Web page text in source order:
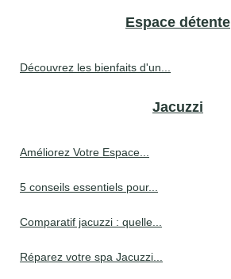
Espace détente
Découvrez les bienfaits d'un...
Jacuzzi
Améliorez Votre Espace...
5 conseils essentiels pour...
Comparatif jacuzzi : quelle...
Réparez votre spa Jacuzzi...